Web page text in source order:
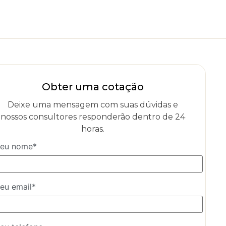
Obter uma cotação
Deixe uma mensagem com suas dúvidas e
nossos consultores responderão dentro de 24
horas.
nome*
email*